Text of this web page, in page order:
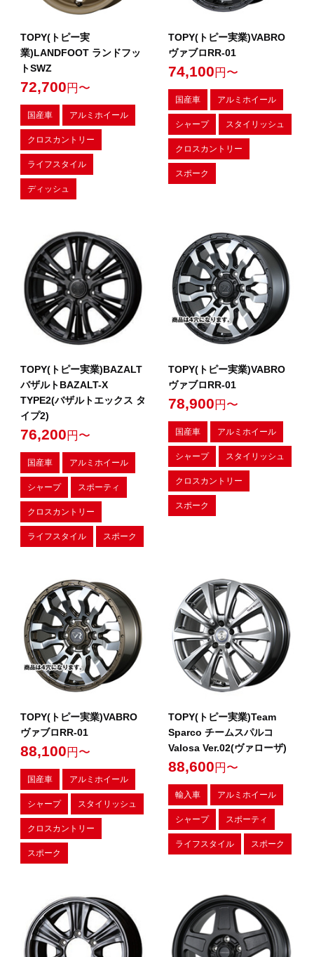
TOPY(トピー実
業)LANDFOOT ランドフッ
トSWZ
72,700 円〜
国産車 アルミホイール
クロスカントリー
ライフスタイル
ディッシュ
TOPY(トピー実業)VABRO
ヴァブロRR-01
74,100 円〜
国産車 アルミホイール
シャープ スタイリッシュ
クロスカントリー
スポーク
TOPY(トピー実業)BAZALT
バザルトBAZALT-X
TYPE2(バザルトエックス タ
イプ2)
76,200 円〜
国産車 アルミホイール
シャープ スポーティ
クロスカントリー
ライフスタイル スポーク
TOPY(トピー実業)VABRO
ヴァブロRR-01
78,900 円〜
国産車 アルミホイール
シャープ スタイリッシュ
クロスカントリー
スポーク
TOPY(トピー実業)VABRO
ヴァブロRR-01
88,100 円〜
国産車 アルミホイール
シャープ スタイリッシュ
クロスカントリー
スポーク
TOPY(トピー実業)Team
Sparco チームスパルコ
Valosa Ver.02(ヴァローザ)
88,600 円〜
輸入車 アルミホイール
シャープ スポーティ
ライフスタイル スポーク